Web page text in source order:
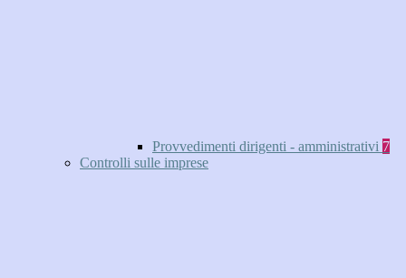
Provvedimenti dirigenti - amministrativi 7
Controlli sulle imprese